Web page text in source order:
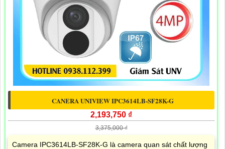
CANERA UNIVIEW IPC3614LB-SF28K-G
2,193,750 ₫
3,375,000 ₫
Camera IPC3614LB-SF28K-G là camera quan sát chất lượng